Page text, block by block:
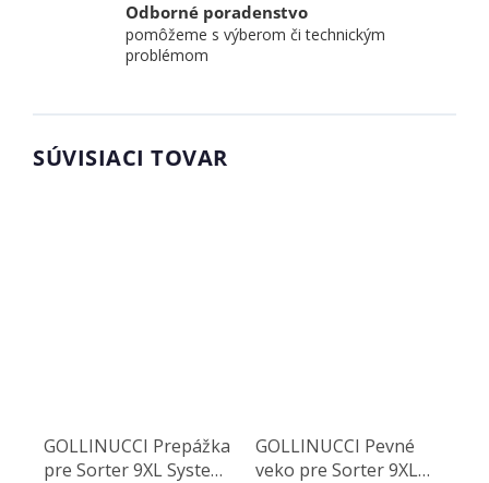
Odborné poradenstvo
pomôžeme s výberom či technickým
problémom
SÚVISIACI TOVAR
GOLLINUCCI Prepážka
pre Sorter 9XL System
GOLLINUCCI Pevné
veko pre Sorter 9XL